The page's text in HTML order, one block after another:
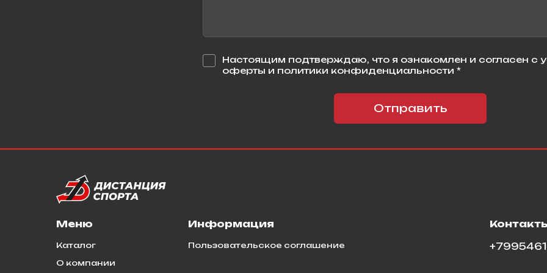
Настоящим подтверждаю, что я ознакомлен и согласен с
оферты и политики конфиденциальности *
Отправить
Меню
Каталог
О компании
Информация
Пользовательское соглашение